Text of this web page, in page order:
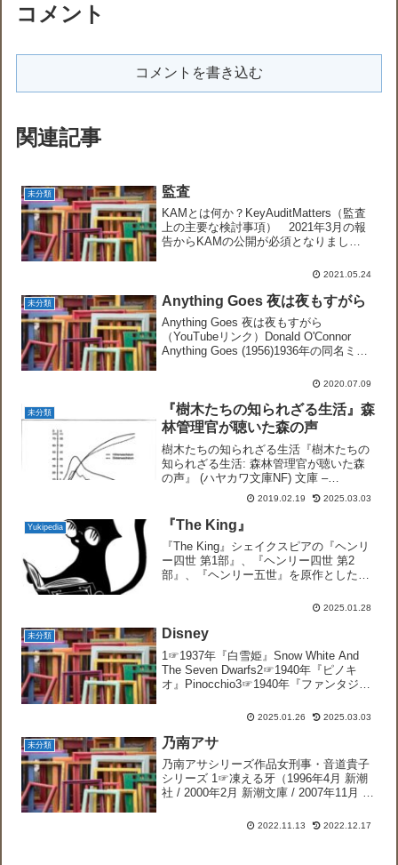
コメント
コメントを書き込む
関連記事
未分類 監査
KAMとは何か？KeyAuditMatters（監査
上の主要な検討事項） 2021年3月の報
告からKAMの公開が必須となりまし
個別事情の記載の余地が加わったもので
環...
2021.05.24
未分類 Anything Goes 夜は夜もすがら
Anything Goes 夜は夜もすがら
（YouTubeリンク）Donald O'Connor
Anything Goes (1956)1936年の同名ミュ
的に変わっています。テッド・アダムス
2020.07.09
未分類
『樹木たちの知られざる生活』森
林管理官が聴いた森の声
樹木たちの知られざる生活『樹木たちの
知られざる生活: 森林管理官が聴いた森
の声』 (ハヤカワ文庫NF) 文庫 –
2018/11/6 ペーター・ヴォールレーベン
(著), 長谷川圭 (翻訳)たくさんの木が手を
組んで生態系を作り出せば、熱さや...
2019.02.19 2025.03.03
Yukipedia 『The King』
『The King』シェイクスピアの『ヘンリ
ー四世 第1部』、『ヘンリー四世 第2
部』、『ヘンリー五世』を原作とした米
【Lord Chamberlain】侍従長。収入役あ
2025.01.28
未分類 Disney
1☞1937年『白雪姫』Snow White And
The Seven Dwarfs2☞1940年『ピノキ
オ』Pinocchio3☞1940年『ファンタジ
Dumbo68☞1941年『リラクタント...
2025.01.26 2025.03.03
未分類 乃南アサ
乃南アサシリーズ作品女刑事・音道貴子
シリーズ 1☞凍える牙（1996年4月 新潮
社 / 2000年2月 新潮文庫 / 2007年11月 新
（1999年1月 新潮社 / 2001年8月 新潮文
2022.11.13 2022.12.17